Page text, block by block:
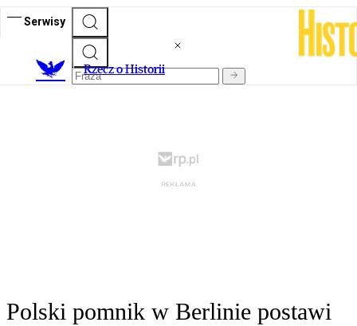
Serwisy
Rzecz o Historii
Polski pomnik w Berlinie postawi